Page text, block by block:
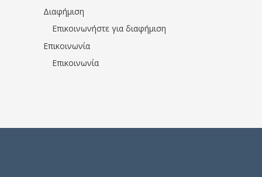
Διαφήμιση
Επικοινωνήστε για διαφήμιση
Επικοινωνία
Επικοινωνία